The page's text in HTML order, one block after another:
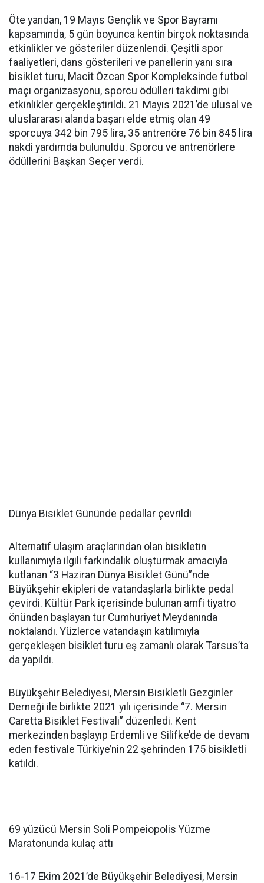
Öte yandan, 19 Mayıs Gençlik ve Spor Bayramı
kapsamında, 5 gün boyunca kentin birçok noktasında
etkinlikler ve gösteriler düzenlendi. Çeşitli spor
faaliyetleri, dans gösterileri ve panellerin yanı sıra
bisiklet turu, Macit Özcan Spor Kompleksinde futbol
maçı organizasyonu, sporcu ödülleri takdimi gibi
etkinlikler gerçekleştirildi. 21 Mayıs 2021’de ulusal ve
uluslararası alanda başarı elde etmiş olan 49
sporcuya 342 bin 795 lira, 35 antrenöre 76 bin 845 lira
nakdi yardımda bulunuldu. Sporcu ve antrenörlere
ödüllerini Başkan Seçer verdi.
Dünya Bisiklet Gününde pedallar çevrildi
Alternatif ulaşım araçlarından olan bisikletin
kullanımıyla ilgili farkındalık oluşturmak amacıyla
kutlanan “3 Haziran Dünya Bisiklet Günü”nde
Büyükşehir ekipleri de vatandaşlarla birlikte pedal
çevirdi. Kültür Park içerisinde bulunan amfi tiyatro
önünden başlayan tur Cumhuriyet Meydanında
noktalandı. Yüzlerce vatandaşın katılımıyla
gerçekleşen bisiklet turu eş zamanlı olarak Tarsus’ta
da yapıldı.
Büyükşehir Belediyesi, Mersin Bisikletli Gezginler
Derneği ile birlikte 2021 yılı içerisinde “7. Mersin
Caretta Bisiklet Festivali” düzenledi. Kent
merkezinden başlayıp Erdemli ve Silifke’de de devam
eden festivale Türkiye’nin 22 şehrinden 175 bisikletli
katıldı.
69 yüzücü Mersin Soli Pompeiopolis Yüzme
Maratonunda kulaç attı
16-17 Ekim 2021’de Büyükşehir Belediyesi, Mersin